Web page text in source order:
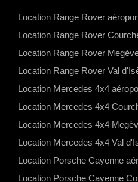
p
p
r
a
m
e
o
k
Location Range Rover
Location Range Rover
Location Range Rover
Location Range Rover Val
Location Mercedes 4x4
Location Mercedes 4x4
Location Mercedes 4x4
Location Mercedes 4x4 Val
Location Porsche Cayenne
Location Porsche Cayenne